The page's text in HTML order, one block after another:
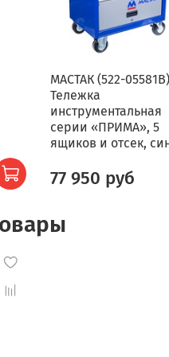
МАСТАК (522-05581B)
Тележка
инструментальная
серии «ПРИМА», 5
ящиков и отсек,
77 950 руб